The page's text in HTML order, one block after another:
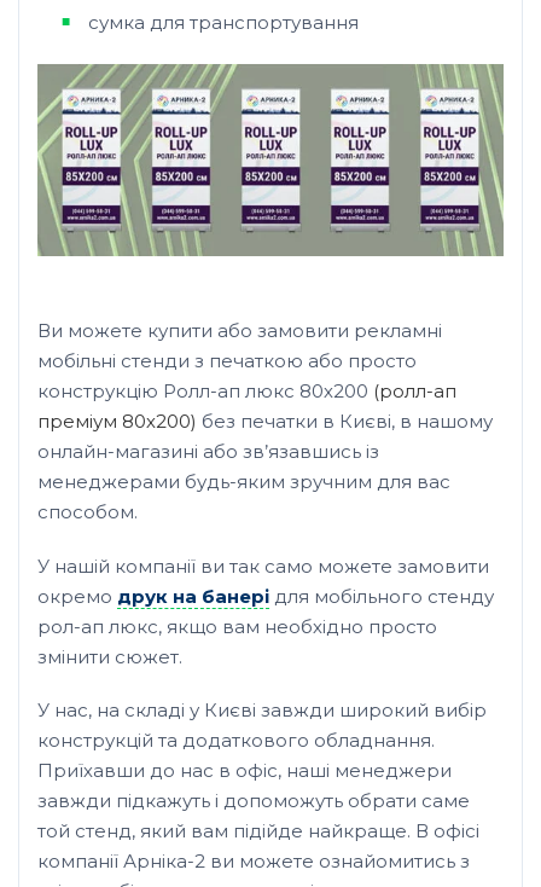
сумка для транспортування
Ви можете купити або замовити рекламні
мобільні стенди з печаткою або просто
конструкцію Ролл-ап люкс 80х200 (ролл-ап
преміум 80х200) без печатки в Києві, в нашому
онлайн-магазині або зв’язавшись із
менеджерами будь-яким зручним для вас
способом.
У нашій компанії ви так само можете замовити
окремо друк на банері для мобільного стенду
рол-ап люкс, якщо вам необхідно просто
змінити сюжет.
У нас, на складі у Києві завжди широкий вибір
конструкцій та додаткового обладнання.
Приїхавши до нас в офіс, наші менеджери
завжди підкажуть і допоможуть обрати саме
той стенд, який вам підійде найкраще. В офісі
компанії Арніка-2 ви можете ознайомитись з